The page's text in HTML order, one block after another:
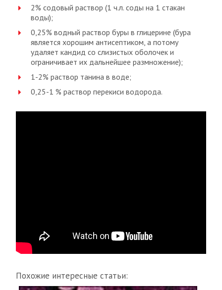
2% содовый раствор (1 ч.л. соды на 1 стакан
воды);
0,25% водный раствор буры в глицерине (бура
является хорошим антисептиком, а потому
удаляет кандид со слизистых оболочек и
ограничивает их дальнейшее размножение);
1-2% раствор танина в воде;
0,25-1 % раствор перекиси водорода.
Похожие интересные статьи: